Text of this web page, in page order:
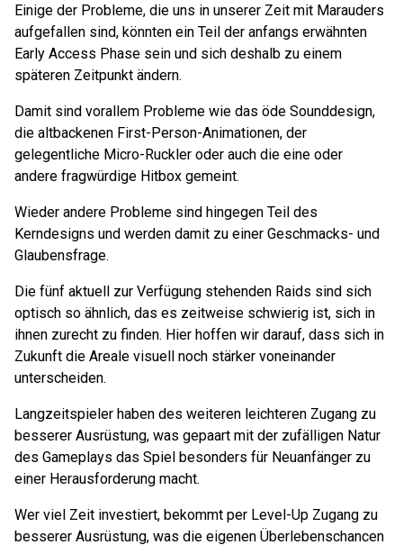
Einige der Probleme, die uns in unserer Zeit mit Marauders
aufgefallen sind, könnten ein Teil der anfangs erwähnten
Early Access Phase sein und sich deshalb zu einem
späteren Zeitpunkt ändern.
Damit sind vorallem Probleme wie das öde Sounddesign,
die altbackenen First-Person-Animationen, der
gelegentliche Micro-Ruckler oder auch die eine oder
andere fragwürdige Hitbox gemeint.
Wieder andere Probleme sind hingegen Teil des
Kerndesigns und werden damit zu einer Geschmacks- und
Glaubensfrage.
Die fünf aktuell zur Verfügung stehenden Raids sind sich
optisch so ähnlich, das es zeitweise schwierig ist, sich in
ihnen zurecht zu finden. Hier hoffen wir darauf, dass sich in
Zukunft die Areale visuell noch stärker voneinander
unterscheiden.
Langzeitspieler haben des weiteren leichteren Zugang zu
besserer Ausrüstung, was gepaart mit der zufälligen Natur
des Gameplays das Spiel besonders für Neuanfänger zu
einer Herausforderung macht.
Wer viel Zeit investiert, bekommt per Level-Up Zugang zu
besserer Ausrüstung, was die eigenen Überlebenschancen